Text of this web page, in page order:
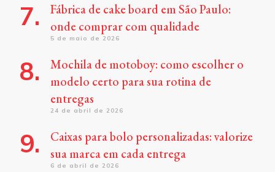
Fábrica de cake board em São Paulo:
onde comprar com qualidade
5 de maio de 2026
Mochila de motoboy: como escolher o
modelo certo para sua rotina de
entregas
24 de abril de 2026
Caixas para bolo personalizadas: valorize
sua marca em cada entrega
6 de abril de 2026